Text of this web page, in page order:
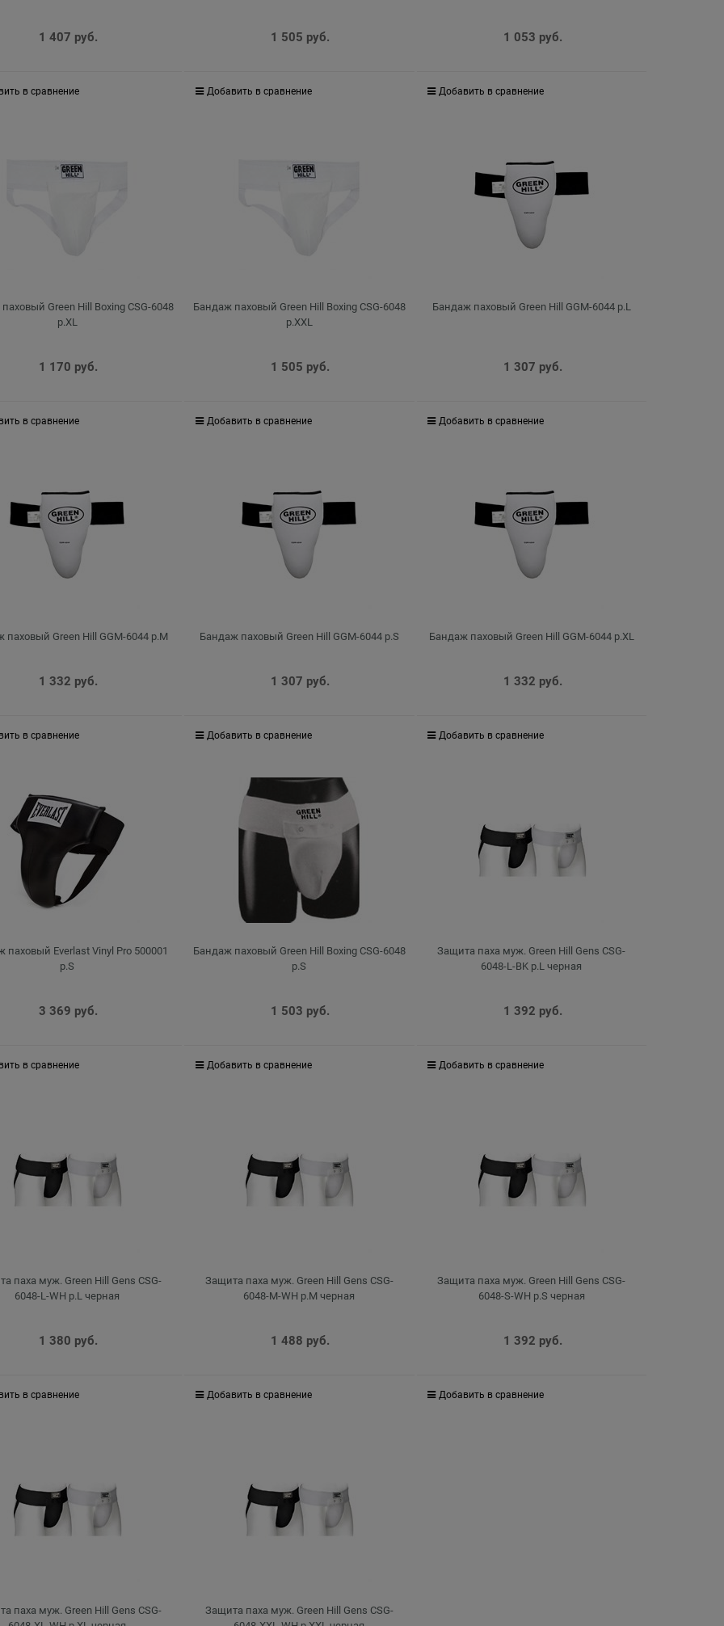
1 407 руб.
в сравнение
1 505 руб.
Добавить в сравнение
1 053 руб.
Добавить в сравнение
Green Hill Boxing CSG-6048
р.XL
1 170 руб.
в сравнение
Бандаж паховый Green Hill Boxing CSG-6048
р.XXL
1 505 руб.
Добавить в сравнение
Бандаж паховый Green Hill GGM-6044 р.L
1 307 руб.
Добавить в сравнение
паховый Green Hill GGM-6044 р.M
1 332 руб.
в сравнение
Бандаж паховый Green Hill GGM-6044 р.S
1 307 руб.
Добавить в сравнение
Бандаж паховый Green Hill GGM-6044 р.XL
1 332 руб.
Добавить в сравнение
паховый Everlast Vinyl Pro 500001
р.S
3 369 руб.
в сравнение
Бандаж паховый Green Hill Boxing CSG-6048
р.S
1 503 руб.
Добавить в сравнение
Защита паха муж. Green Hill Gens CSG-
6048-L-BK р.L черная
1 392 руб.
Добавить в сравнение
паха муж. Green Hill Gens CSG-
6048-L-WH р.L черная
1 380 руб.
в сравнение
Защита паха муж. Green Hill Gens CSG-
6048-M-WH р.M черная
1 488 руб.
Добавить в сравнение
Защита паха муж. Green Hill Gens CSG-
6048-S-WH р.S черная
1 392 руб.
Добавить в сравнение
паха муж. Green Hill Gens CSG-
Защита паха муж. Green Hill Gens CSG-